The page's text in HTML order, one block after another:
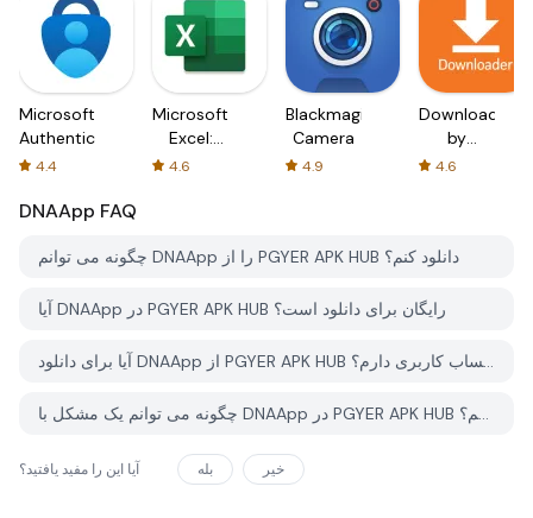
Microsoft
Authenticator
4.4
Microsoft
Excel:
Spreadsheets
4.6
Blackmagic
Camera
4.9
Downloader
by
AFTVnews
4.6
DNAApp FAQ
چگونه می توانم DNAApp را از PGYER APK HUB دانلود کنم؟
آیا DNAApp در PGYER APK HUB رایگان برای دانلود است؟
آیا برای دانلود DNAApp از PGYER APK HUB نیاز به حساب کاربری دارم؟
چگونه می توانم یک مشکل با DNAApp در PGYER APK HUB گزارش دهم؟
آیا این را مفید یافتید؟ بله خیر